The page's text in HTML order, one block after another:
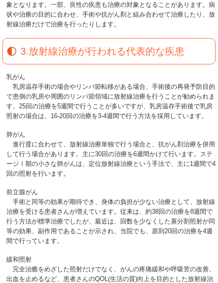
象となります。一部、良性の疾患も治療の対象となることがあります。病
状や治療の目的に合わせ、手術や抗がん剤と組み合わせて治療したり、放
射線治療だけで治療を行ったりします。
3.放射線治療が行われる代表的な疾患
乳がん
乳房温存手術の場合やリンパ節転移がある場合、手術後の再発予防目的
で患側の乳房や周囲のリンパ節領域に放射線治療を行うことが勧められま
す。25回の治療を5週間で行うことが多いですが、乳房温存手術後で乳房
照射の場合は、16-20回の治療を3-4週間で行う方法を採用しています。
肺がん
進行度に合わせて、放射線治療単独で行う場合と、抗がん剤治療を併用
して行う場合があります。主に30回の治療を6週間かけて行います。ステ
ージⅠ期の小さな肺がんは、定位放射線治療という手法で、主に1週間で4
回の照射を行います。
前立腺がん
手術と同等の効果が期待でき、身体の負担が少ない治療として、放射線
治療を受ける患者さんが増えています。従来は、約38回の治療を8週間で
行う方法が標準治療でしたが、最近は、回数を少なくした寡分割照射が同
等の効果、副作用であることが示され、当院でも、原則20回の治療を4週
間で行っています。
緩和照射
完全治癒をめざした照射だけでなく、がんの疼痛緩和や呼吸苦の改善、
出血を止めるなど、患者さんのQOL(生活の質)向上を目的とした放射線治